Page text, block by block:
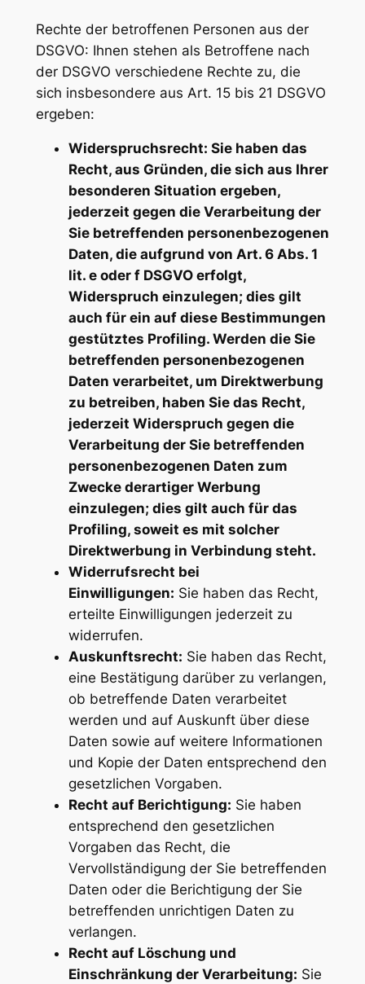
Rechte der betroffenen Personen aus der
DSGVO: Ihnen stehen als Betroffene nach
der DSGVO verschiedene Rechte zu, die
sich insbesondere aus Art. 15 bis 21 DSGVO
ergeben:
Widerspruchsrecht: Sie haben das
Recht, aus Gründen, die sich aus Ihrer
besonderen Situation ergeben,
jederzeit gegen die Verarbeitung der
Sie betreffenden personenbezogenen
Daten, die aufgrund von Art. 6 Abs. 1
lit. e oder f DSGVO erfolgt,
Widerspruch einzulegen; dies gilt
auch für ein auf diese Bestimmungen
gestütztes Profiling. Werden die Sie
betreffenden personenbezogenen
Daten verarbeitet, um Direktwerbung
zu betreiben, haben Sie das Recht,
jederzeit Widerspruch gegen die
Verarbeitung der Sie betreffenden
personenbezogenen Daten zum
Zwecke derartiger Werbung
einzulegen; dies gilt auch für das
Profiling, soweit es mit solcher
Direktwerbung in Verbindung steht.
Widerrufsrecht bei
Einwilligungen: Sie haben das Recht,
erteilte Einwilligungen jederzeit zu
widerrufen.
Auskunftsrecht: Sie haben das Recht,
eine Bestätigung darüber zu verlangen,
ob betreffende Daten verarbeitet
werden und auf Auskunft über diese
Daten sowie auf weitere Informationen
und Kopie der Daten entsprechend den
gesetzlichen Vorgaben.
Recht auf Berichtigung: Sie haben
entsprechend den gesetzlichen
Vorgaben das Recht, die
Vervollständigung der Sie betreffenden
Daten oder die Berichtigung der Sie
betreffenden unrichtigen Daten zu
verlangen.
Recht auf Löschung und
Einschränkung der Verarbeitung: Sie